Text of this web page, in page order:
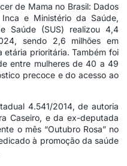
de Mama no Brasil: Dados
e Ministério da Saúde,
Saúde (SUS) realizou 4,4
sendo 2,6 milhões em
prioritária. Também foi
entre mulheres de 40 a 49
precoce e do acesso ao
4.541/2014, de autoria
Caseiro, e da ex-deputada
o mês “Outubro Rosa” no
à promoção da saúde